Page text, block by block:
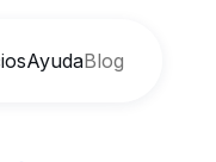
AyudaBlog